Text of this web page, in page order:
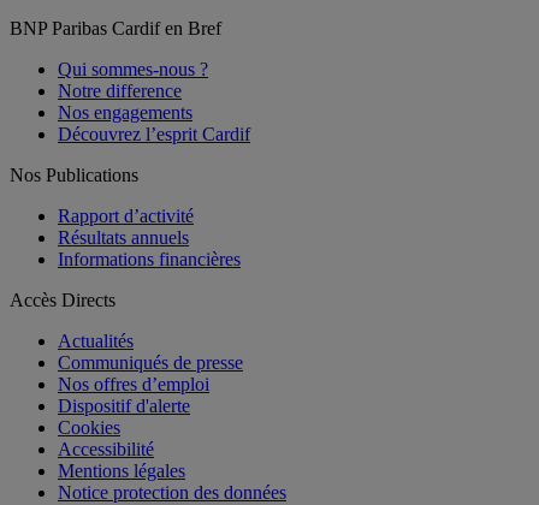
BNP Paribas Cardif en Bref
Qui sommes-nous ?
Notre difference
Nos engagements
Découvrez l’esprit Cardif
Nos Publications
Rapport d’activité
Résultats annuels
Informations financières
Accès Directs
Actualités
Communiqués de presse
Nos offres d’emploi
Dispositif d'alerte
Cookies
Accessibilité
Mentions légales
Notice protection des données